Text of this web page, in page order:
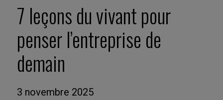
7 leçons du vivant pour
penser l’entreprise de
demain
3 novembre 2025